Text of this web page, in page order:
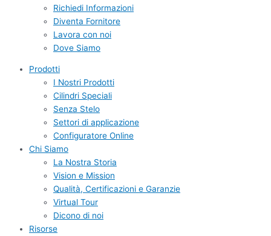
Richiedi Informazioni
Diventa Fornitore
Lavora con noi
Dove Siamo
Prodotti
I Nostri Prodotti
Cilindri Speciali
Senza Stelo
Settori di applicazione
Configuratore Online
Chi Siamo
La Nostra Storia
Vision e Mission
Qualità, Certificazioni e Garanzie
Virtual Tour
Dicono di noi
Risorse